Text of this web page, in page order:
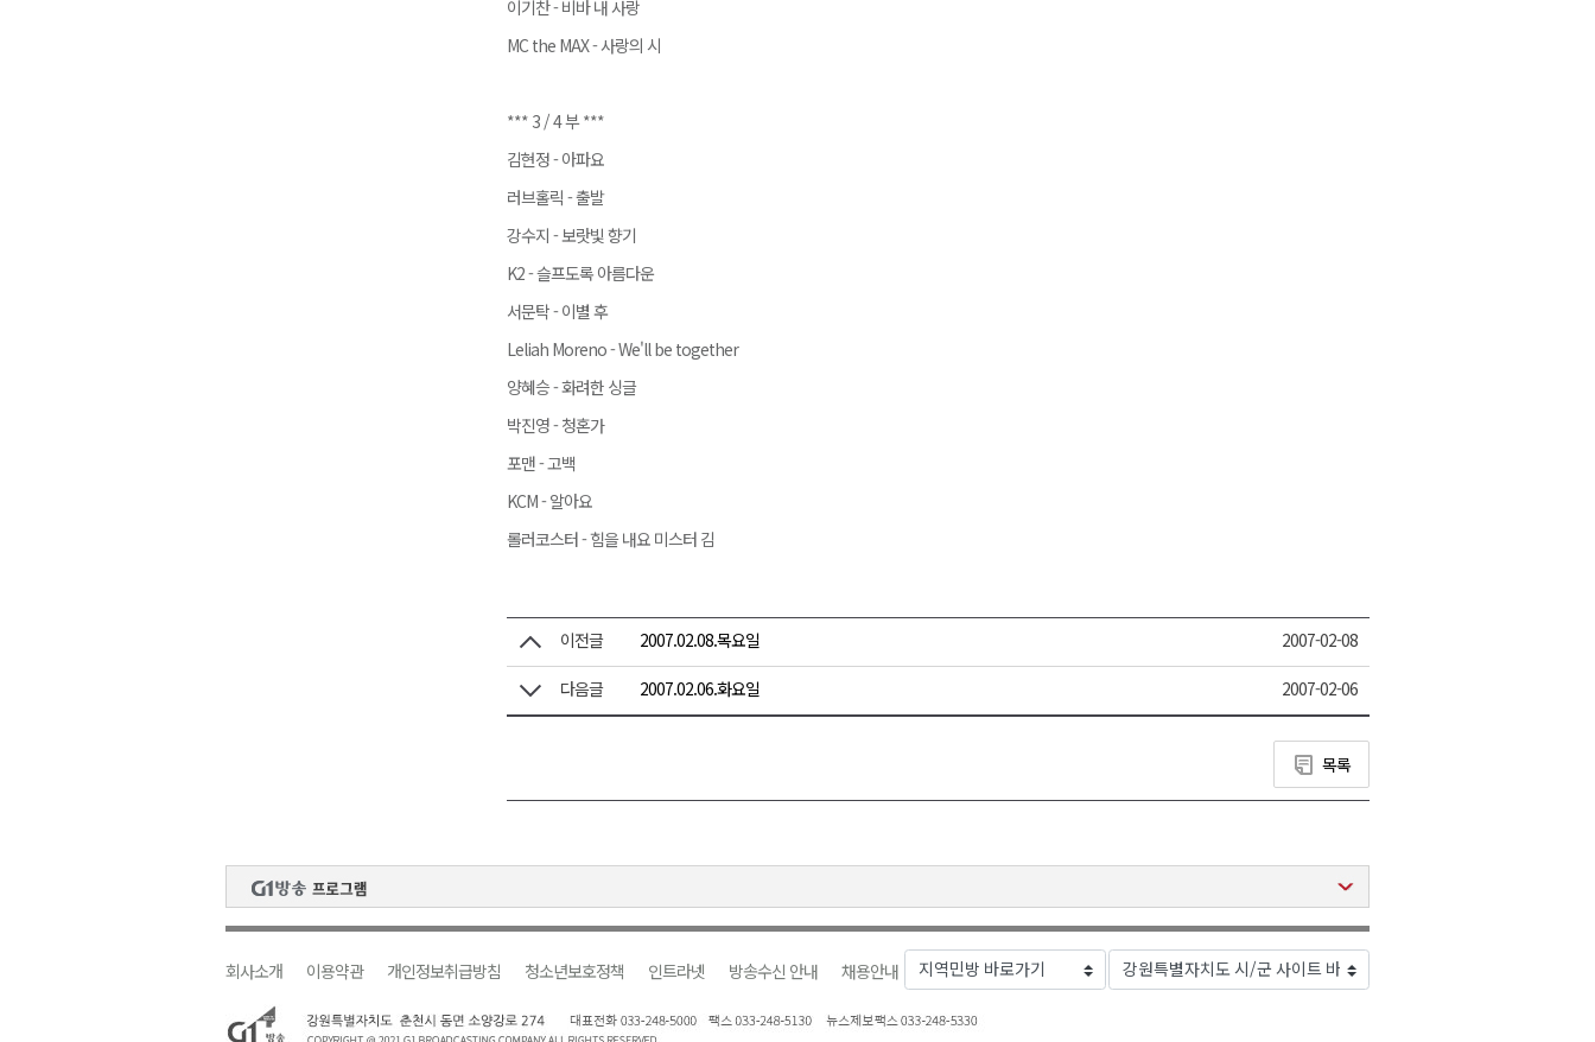
이기찬 - 비바 내 사랑
MC the MAX - 사랑의 시
*** 3 / 4 부 ***
김현정 - 아파요
러브홀릭 - 출발
강수지 - 보랏빛 향기
K2 - 슬프도록 아름다운
서문탁 - 이별 후
Leliah Moreno - We'll be together
양혜승 - 화려한 싱글
박진영 - 청혼가
포맨 - 고백
KCM - 알아요
롤러코스터 - 힘을 내요 미스터 김
이전글 2007.02.08.목요일 2007-02-08
다음글 2007.02.06.화요일 2007-02-06
목록
회사소개 이용약관 개인정보취급방침 청소년보호정책 인트라넷 방송수신 안내 채용안내